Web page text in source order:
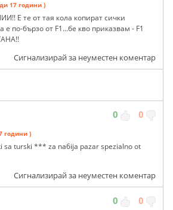
17 години )
Е те от тая кола копират сички
е по-бързо от F1...бе кво приказвам - F1
Сигнализирай за неуместен коментар
0 0
години )
sa turski *** za na6ija pazar spezialno ot
Сигнализирай за неуместен коментар
0 0